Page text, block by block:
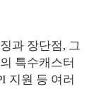
과 장단점, 그
특수캐스터
지원 등 여러